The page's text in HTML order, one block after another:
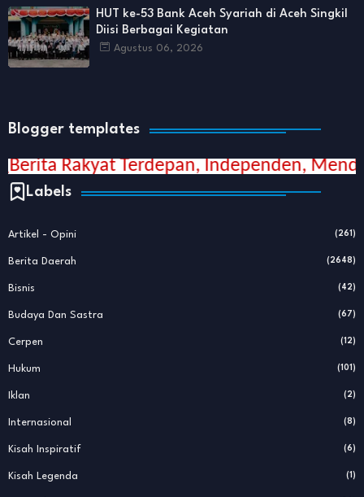
HUT ke-53 Bank Aceh Syariah di Aceh Singkil
Diisi Berbagai Kegiatan
Agustus 06, 2026
Blogger templates
Independen, Mendunia dan Edukatif)
Labels
Artikel - Opini (261)
Berita Daerah (2648)
Bisnis (42)
Budaya Dan Sastra (67)
Cerpen (12)
Hukum (101)
Iklan (2)
Internasional (8)
Kisah Inspiratif (6)
Kisah Legenda (1)